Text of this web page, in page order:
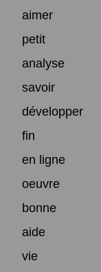
aimer
petit
analyse
savoir
développer
fin
en ligne
oeuvre
bonne
aide
vie